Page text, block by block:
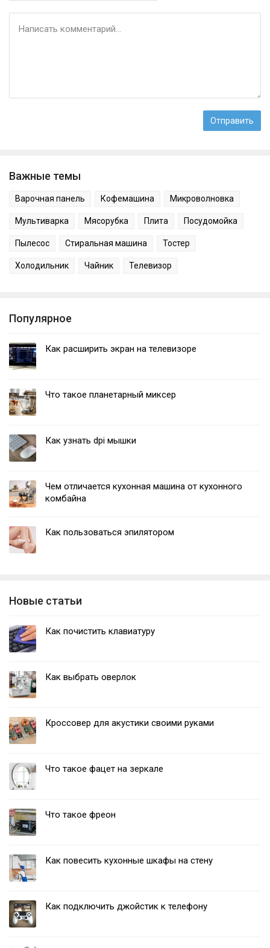
Важные темы
Варочная панель Кофемашина Микроволновка
Мультиварка Мясорубка Плита Посудомойка
Пылесос Стиральная машина Тостер
Холодильник Чайник Телевизор
Популярное
Как расширить экран на телевизоре
Что такое планетарный миксер
Как узнать dpi мышки
Чем отличается кухонная машина от кухонного
комбайна
Как пользоваться эпилятором
Новые статьи
Как почистить клавиатуру
Как выбрать оверлок
Кроссовер для акустики своими руками
Что такое фацет на зеркале
Что такое фреон
Как повесить кухонные шкафы на стену
Как подключить джойстик к телефону